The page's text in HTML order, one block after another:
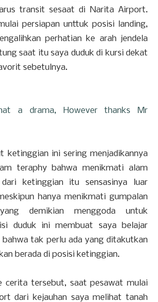
transit sesaat di Narita Airport.
persiapan unttuk posisi landing,
perhatian ke arah jendela
saat itu saya duduk di kursi dekat
sebetulnya.
a drama, However thanks Mr
ketinggian ini sering menjadikannya
teraphy bahwa menikmati alam
ketinggian itu sensasinya luar
hanya menikmati gumpalan
demikian menggoda untuk
duduk ini membuat saya belajar
bahwa tak perlu ada yang ditakutkan
berada di posisi ketinggian.
cerita tersebut, saat pesawat mulai
dari kejauhan saya melihat tanah